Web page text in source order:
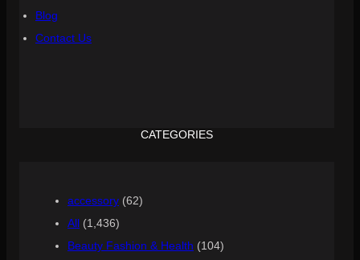
Blog
Contact Us
CATEGORIES
accessory (62)
All (1,436)
Beauty Fashion & Health (104)